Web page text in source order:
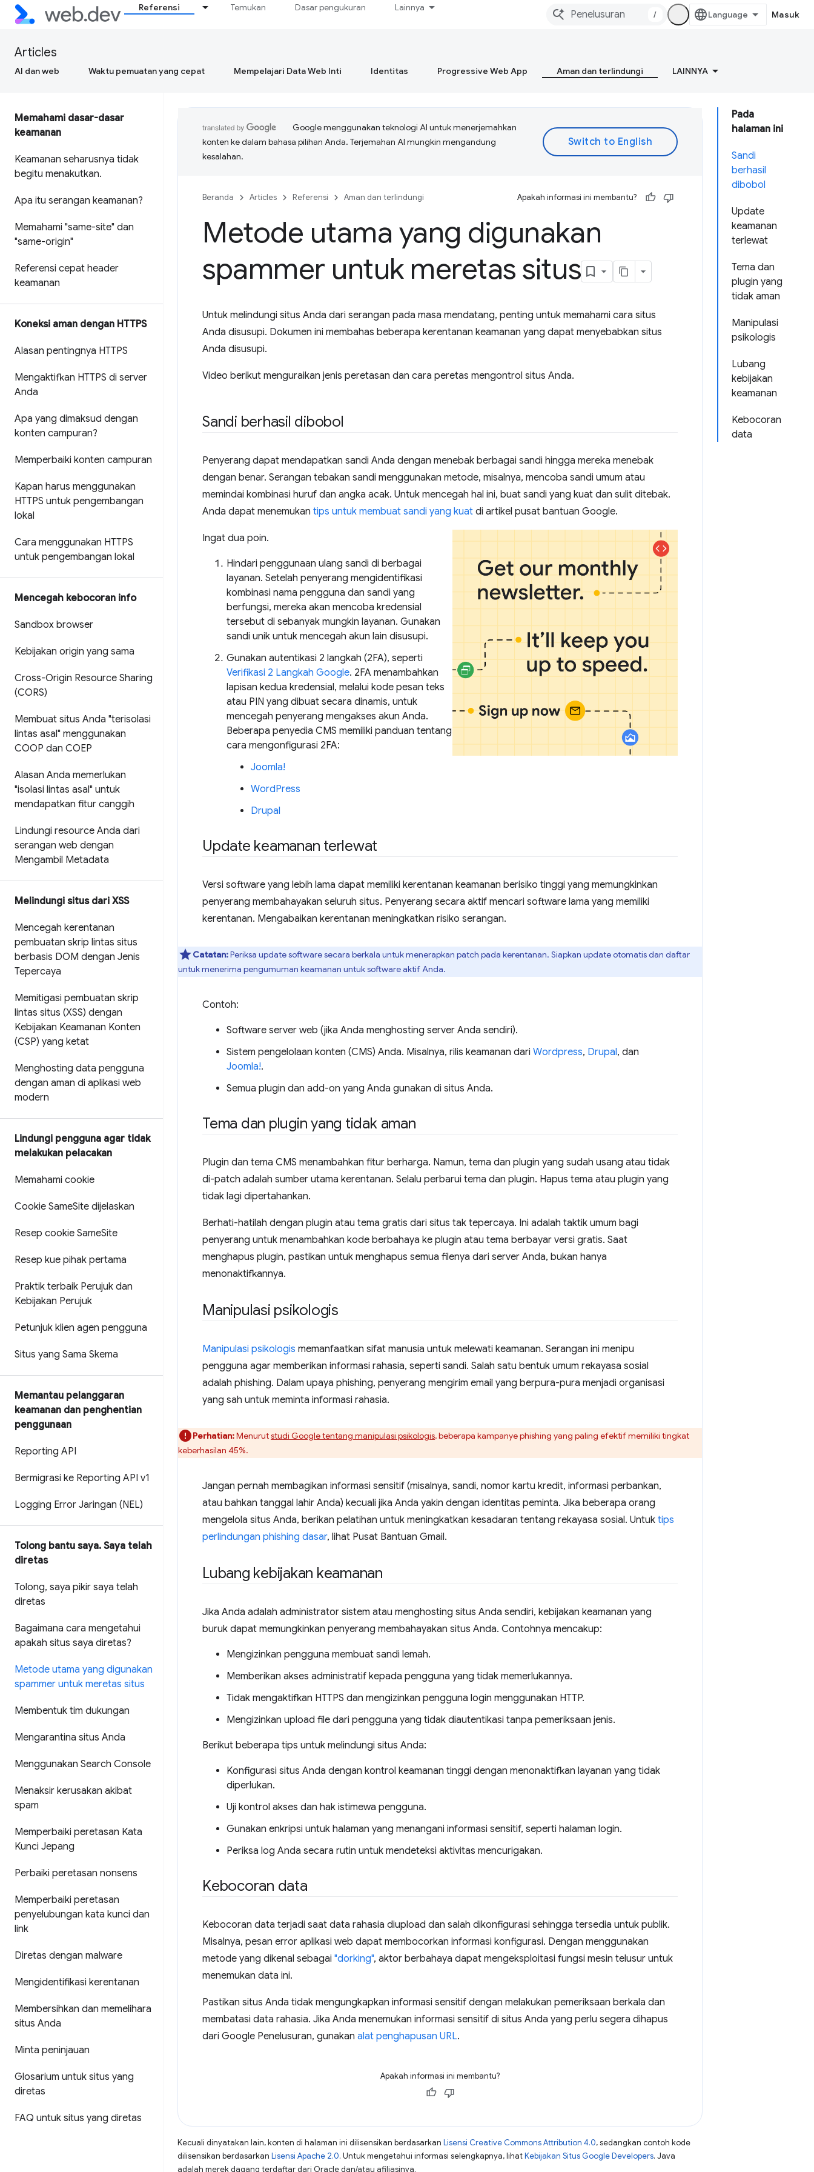
Referensi Temukan Dasar pengukuran Lainnya
/ Masuk
Articles
AI dan web Waktu pemuatan yang cepat Mempelajari Data Web Inti Identitas Progressive Web App Aman dan terlindungi LAINNYA
Memahami dasar-dasar
keamanan
Keamanan seharusnya tidak
begitu menakutkan.
Apa itu serangan keamanan?
Memahami "same-site" dan
"same-origin"
Referensi cepat header
keamanan
Koneksi aman dengan HTTPS
Alasan pentingnya HTTPS
Mengaktifkan HTTPS di server
Anda
Apa yang dimaksud dengan
konten campuran?
Memperbaiki konten campuran
Kapan harus menggunakan
HTTPS untuk pengembangan
lokal
Cara menggunakan HTTPS
untuk pengembangan lokal
Mencegah kebocoran info
Sandbox browser
Kebijakan origin yang sama
Cross-Origin Resource Sharing
(CORS)
Membuat situs Anda "terisolasi
lintas asal" menggunakan
COOP dan COEP
Alasan Anda memerlukan
"isolasi lintas asal" untuk
mendapatkan fitur canggih
Lindungi resource Anda dari
serangan web dengan
Mengambil Metadata
Melindungi situs dari XSS
Mencegah kerentanan
pembuatan skrip lintas situs
berbasis DOM dengan Jenis
Tepercaya
Memitigasi pembuatan skrip
lintas situs (XSS) dengan
Kebijakan Keamanan Konten
(CSP) yang ketat
Menghosting data pengguna
dengan aman di aplikasi web
modern
Lindungi pengguna agar tidak
melakukan pelacakan
Memahami cookie
Cookie SameSite dijelaskan
Resep cookie SameSite
Resep kue pihak pertama
Praktik terbaik Perujuk dan
Kebijakan Perujuk
Petunjuk klien agen pengguna
Situs yang Sama Skema
Memantau pelanggaran
keamanan dan penghentian
penggunaan
Reporting API
Bermigrasi ke Reporting API v1
Logging Error Jaringan (NEL)
Tolong bantu saya. Saya telah
diretas
Tolong, saya pikir saya telah
diretas
Bagaimana cara mengetahui
apakah situs saya diretas?
Metode utama yang digunakan
spammer untuk meretas situs
Membentuk tim dukungan
Mengarantina situs Anda
Menggunakan Search Console
Menaksir kerusakan akibat
spam
Memperbaiki peretasan Kata
Kunci Jepang
Perbaiki peretasan nonsens
Memperbaiki peretasan
penyelubungan kata kunci dan
link
Diretas dengan malware
Mengidentifikasi kerentanan
Membersihkan dan memelihara
situs Anda
Minta peninjauan
Glosarium untuk situs yang
diretas
FAQ untuk situs yang diretas
Pada
halaman ini
Sandi
berhasil
dibobol
Update
keamanan
terlewat
Tema dan
plugin yang
tidak aman
Manipulasi
psikologis
Lubang
kebijakan
keamanan
Kebocoran
data
Google menggunakan teknologi AI untuk menerjemahkan
konten ke dalam bahasa pilihan Anda. Terjemahan AI mungkin mengandung
kesalahan.
Beranda Articles Referensi Aman dan terlindungi Apakah informasi ini membantu?
Metode utama yang digunakan
spammer untuk meretas situs
Untuk melindungi situs Anda dari serangan pada masa mendatang, penting untuk memahami cara situs
Anda disusupi. Dokumen ini membahas beberapa kerentanan keamanan yang dapat menyebabkan situs
Anda disusupi.
Video berikut menguraikan jenis peretasan dan cara peretas mengontrol situs Anda.
Sandi berhasil dibobol
Penyerang dapat mendapatkan sandi Anda dengan menebak berbagai sandi hingga mereka menebak
dengan benar. Serangan tebakan sandi menggunakan metode, misalnya, mencoba sandi umum atau
memindai kombinasi huruf dan angka acak. Untuk mencegah hal ini, buat sandi yang kuat dan sulit ditebak.
Anda dapat menemukan tips untuk membuat sandi yang kuat di artikel pusat bantuan Google.
Ingat dua poin.
Hindari penggunaan ulang sandi di berbagai
layanan. Setelah penyerang mengidentifikasi
kombinasi nama pengguna dan sandi yang
berfungsi, mereka akan mencoba kredensial
tersebut di sebanyak mungkin layanan. Gunakan
sandi unik untuk mencegah akun lain disusupi.
Gunakan autentikasi 2 langkah (2FA), seperti
Verifikasi 2 Langkah Google. 2FA menambahkan
lapisan kedua kredensial, melalui kode pesan teks
atau PIN yang dibuat secara dinamis, untuk
mencegah penyerang mengakses akun Anda.
Beberapa penyedia CMS memiliki panduan tentang
cara mengonfigurasi 2FA:
Joomla!
WordPress
Drupal
Update keamanan terlewat
Versi software yang lebih lama dapat memiliki kerentanan keamanan berisiko tinggi yang memungkinkan
penyerang membahayakan seluruh situs. Penyerang secara aktif mencari software lama yang memiliki
kerentanan. Mengabaikan kerentanan meningkatkan risiko serangan.
Catatan:Periksa update software secara berkala untuk menerapkan patch pada kerentanan. Siapkan update otomatis dan daftar
untuk menerima pengumuman keamanan untuk software aktif Anda.
Contoh:
Software server web (jika Anda menghosting server Anda sendiri).
Sistem pengelolaan konten (CMS) Anda. Misalnya, rilis keamanan dari Wordpress, Drupal, dan
Joomla!.
Semua plugin dan add-on yang Anda gunakan di situs Anda.
Tema dan plugin yang tidak aman
Plugin dan tema CMS menambahkan fitur berharga. Namun, tema dan plugin yang sudah usang atau tidak
di-patch adalah sumber utama kerentanan. Selalu perbarui tema dan plugin. Hapus tema atau plugin yang
tidak lagi dipertahankan.
Berhati-hatilah dengan plugin atau tema gratis dari situs tak tepercaya. Ini adalah taktik umum bagi
penyerang untuk menambahkan kode berbahaya ke plugin atau tema berbayar versi gratis. Saat
menghapus plugin, pastikan untuk menghapus semua filenya dari server Anda, bukan hanya
menonaktifkannya.
Manipulasi psikologis
Manipulasi psikologis memanfaatkan sifat manusia untuk melewati keamanan. Serangan ini menipu
pengguna agar memberikan informasi rahasia, seperti sandi. Salah satu bentuk umum rekayasa sosial
adalah phishing. Dalam upaya phishing, penyerang mengirim email yang berpura-pura menjadi organisasi
yang sah untuk meminta informasi rahasia.
Perhatian:Menurutstudi Google tentang manipulasi psikologis, beberapa kampanye phishing yang paling efektif memiliki tingkat
keberhasilan 45%.
Jangan pernah membagikan informasi sensitif (misalnya, sandi, nomor kartu kredit, informasi perbankan,
atau bahkan tanggal lahir Anda) kecuali jika Anda yakin dengan identitas peminta. Jika beberapa orang
mengelola situs Anda, berikan pelatihan untuk meningkatkan kesadaran tentang rekayasa sosial. Untuk tips
perlindungan phishing dasar, lihat Pusat Bantuan Gmail.
Lubang kebijakan keamanan
Jika Anda adalah administrator sistem atau menghosting situs Anda sendiri, kebijakan keamanan yang
buruk dapat memungkinkan penyerang membahayakan situs Anda. Contohnya mencakup:
Mengizinkan pengguna membuat sandi lemah.
Memberikan akses administratif kepada pengguna yang tidak memerlukannya.
Tidak mengaktifkan HTTPS dan mengizinkan pengguna login menggunakan HTTP.
Mengizinkan upload file dari pengguna yang tidak diautentikasi tanpa pemeriksaan jenis.
Berikut beberapa tips untuk melindungi situs Anda:
Konfigurasi situs Anda dengan kontrol keamanan tinggi dengan menonaktifkan layanan yang tidak
diperlukan.
Uji kontrol akses dan hak istimewa pengguna.
Gunakan enkripsi untuk halaman yang menangani informasi sensitif, seperti halaman login.
Periksa log Anda secara rutin untuk mendeteksi aktivitas mencurigakan.
Kebocoran data
Kebocoran data terjadi saat data rahasia diupload dan salah dikonfigurasi sehingga tersedia untuk publik.
Misalnya, pesan error aplikasi web dapat membocorkan informasi konfigurasi. Dengan menggunakan
metode yang dikenal sebagai "dorking", aktor berbahaya dapat mengeksploitasi fungsi mesin telusur untuk
menemukan data ini.
Pastikan situs Anda tidak mengungkapkan informasi sensitif dengan melakukan pemeriksaan berkala dan
membatasi data rahasia. Jika Anda menemukan informasi sensitif di situs Anda yang perlu segera dihapus
dari Google Penelusuran, gunakan alat penghapusan URL.
Apakah informasi ini membantu?
Kecuali dinyatakan lain, konten di halaman ini dilisensikan berdasarkan Lisensi Creative Commons Attribution 4.0, sedangkan contoh kode
dilisensikan berdasarkan Lisensi Apache 2.0. Untuk mengetahui informasi selengkapnya, lihatKebijakan Situs Google Developers. Java
adalah merek dagang terdaftar dari Oracle dan/atau afiliasinya.